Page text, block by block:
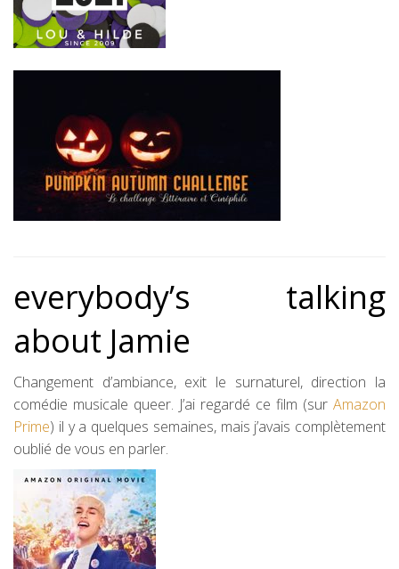
everybody’s talking
about Jamie
Changement d’ambiance, exit le surnaturel, direction la
comédie musicale queer. J’ai regardé ce film (sur Amazon
Prime) il y a quelques semaines, mais j’avais complètement
oublié de vous en parler.